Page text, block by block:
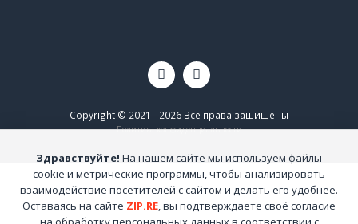
Copyright © 2021 - 2026 Все права защищены
Политика конфиденциальности
Здравствуйте! На нашем сайте мы используем файлы
cookie и метрические программы, чтобы анализировать
взаимодействие посетителей с сайтом и делать его удобнее.
Оставаясь на сайте ZIP.RE, вы подтверждаете своё согласие